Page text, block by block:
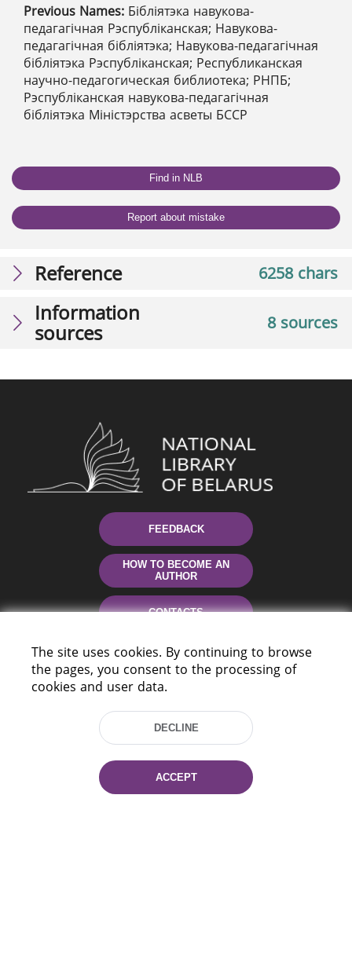
Previous Names: Бібліятэка навукова-
педагагічная Рэспубліканская; Навукова-
педагагічная бібліятэка; Навукова-педагагічная
бібліятэка Рэспубліканская; Республиканская
научно-педагогическая библиотека; РНПБ;
Рэспубліканская навукова-педагагічная
бібліятэка Мiнiстэрства асветы БССР
Find in NLB
Report about mistake
6258 chars
Reference
8 sources
Information
sources
FEEDBACK
HOW TO BECOME AN
AUTHOR
CONTACTS
HELP
The site uses cookies. By continuing to browse
the pages, you consent to the processing of
cookies and user data.
DECLINE
ACCEPT